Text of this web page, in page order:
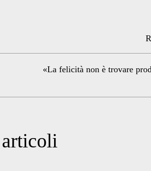
«La felicità non è trovare